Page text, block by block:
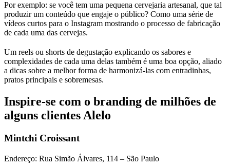
Por exemplo: se você tem uma pequena cervejaria artesanal, que tal
produzir um conteúdo que engaje o público? Como uma série de
vídeos curtos para o Instagram mostrando o processo de fabricação
de cada uma das cervejas.
Um reels ou shorts de degustação explicando os sabores e
complexidades de cada uma delas também é uma boa opção, aliado
a dicas sobre a melhor forma de harmonizá-las com entradinhas,
pratos principais e sobremesas.
Inspire-se com o branding de milhões de
alguns clientes Alelo
Mintchi Croissant
Endereço: Rua Simão Álvares, 114 – São Paulo